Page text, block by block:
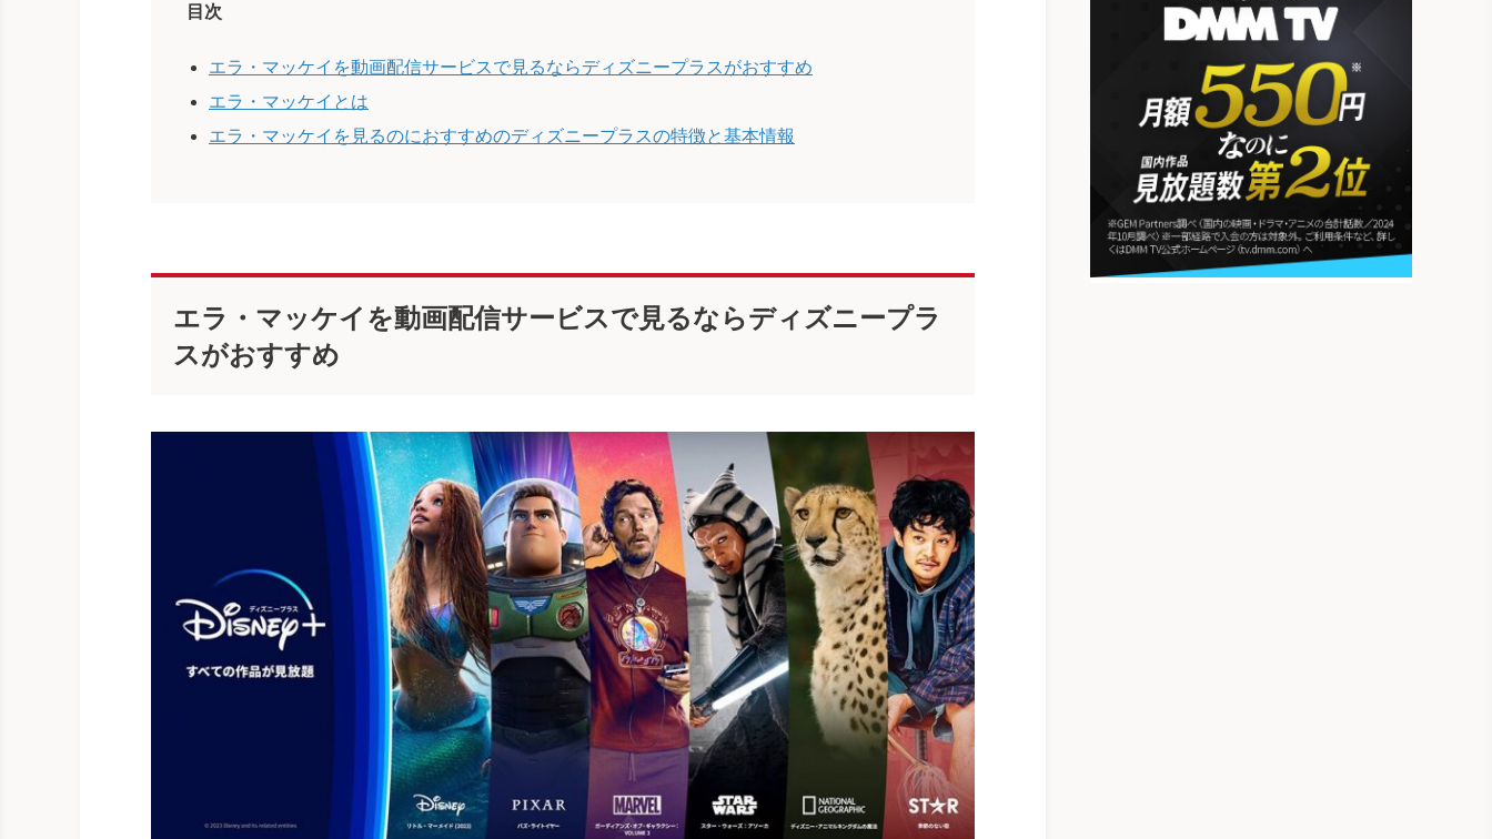
目次
エラ・マッケイを動画配信サービスで見るならディズニープラスがおすすめ
エラ・マッケイとは
エラ・マッケイを見るのにおすすめのディズニープラスの特徴と基本情報
エラ・マッケイを動画配信サービスで見るならディズニープラ
スがおすすめ